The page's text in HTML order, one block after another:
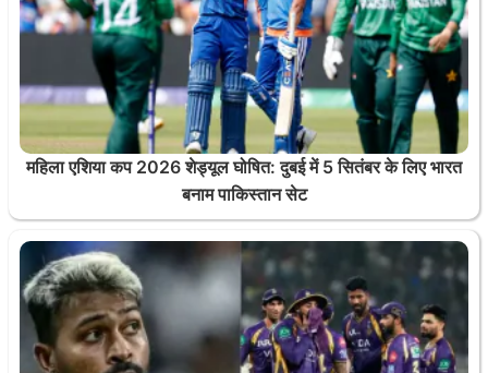
महिला एशिया कप 2026 शेड्यूल घोषित: दुबई में 5 सितंबर के लिए भारत
बनाम पाकिस्तान सेट